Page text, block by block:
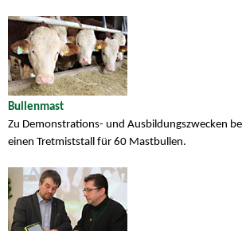
Bullenmast
Zu Demonstrations- und Ausbildungszwecken
einen Tretmiststall für 60 Mastbullen.